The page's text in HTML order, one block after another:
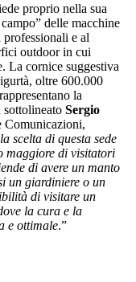
proprio nella sua
delle macchine
e al
outdoor in cui
La cornice suggestiva
oltre 600.000
la
sottolineato Sergio
Comunicazioni,
la scelta di questa sede
maggiore di visitatori
di avere un manto
un giardiniere o un
di visitare un
la cura e la
e ottimale.”